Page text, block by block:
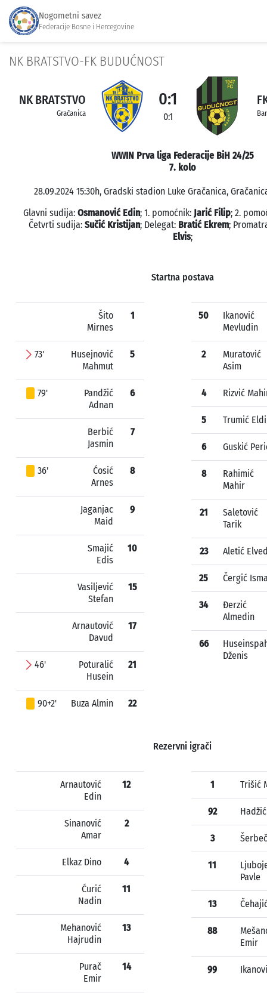
Nogometni savez
Federacije Bosne i Hercegovine
NK BRATSTVO-FK BUDUĆNOST
NK BRATSTVO
Gračanica
0:1
0:1
WWIN Prva liga Federacije BiH 24/25
7. kolo
28.09.2024 15:30h, Gradski stadion Luke Gračanica,
Glavni sudija: Osmanović Edin; 1. pomoćnik: Jarić Filip; 2.
Četvrti sudija: Sučić Kristijan; Delegat: Bratić Ekrem;
Elvis;
Startna postava
Šito
Mirnes
1
73'
Husejnović
Mahmut
5
79'
Pandžić
Adnan
6
Berbić
Jasmin
7
36'
Ćosić
Arnes
8
Jaganjac
Maid
9
Smajić
Edis
10
Vasiljević
Stefan
15
Arnautović
Davud
17
46'
Poturalić
Husein
21
90+2' Buza Almin 22
50
Ikanović
Mevludin
2
Muratović
Asim
4 Rizvić
5 Trumić
6 Guskić
8
Rahimić
Mahir
21
Saletović
Tarik
23 Aletić
25 Čergić
34
Đerzić
Almedin
66
Dženis
Rezervni igrači
Arnautović
Edin
12
Sinanović
Amar
2
Elkaz Dino 4
Ćurić
Nadin
11
Mehanović
Hajrudin
13
Purač
Emir
14
1 Trišić
92
3
11
Pavle
13
88
Emir
99